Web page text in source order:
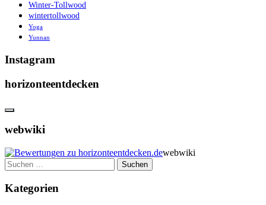
Winter-Tollwood
wintertollwood
Yoga
Yunnan
Instagram
horizonteentdecken
webwiki
webwiki
Suchen
nach:
Kategorien